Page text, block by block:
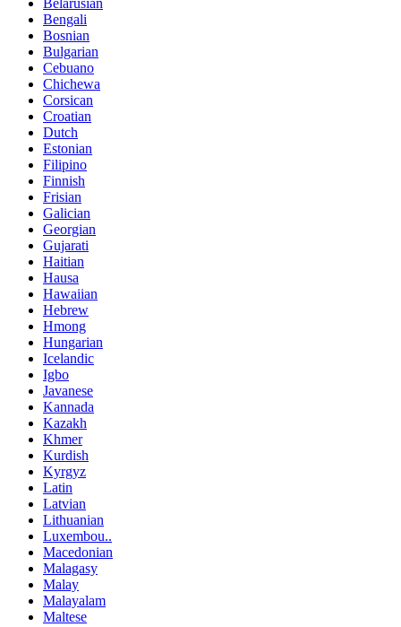
Belarusian
Bengali
Bosnian
Bulgarian
Cebuano
Chichewa
Corsican
Croatian
Dutch
Estonian
Filipino
Finnish
Frisian
Galician
Georgian
Gujarati
Haitian
Hausa
Hawaiian
Hebrew
Hmong
Hungarian
Icelandic
Igbo
Javanese
Kannada
Kazakh
Khmer
Kurdish
Kyrgyz
Latin
Latvian
Lithuanian
Luxembou..
Macedonian
Malagasy
Malay
Malayalam
Maltese